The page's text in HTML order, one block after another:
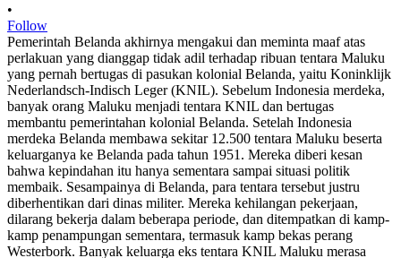
•
Follow
Pemerintah Belanda akhirnya mengakui dan meminta maaf atas
perlakuan yang dianggap tidak adil terhadap ribuan tentara Maluku
yang pernah bertugas di pasukan kolonial Belanda, yaitu Koninklijk
Nederlandsch-Indisch Leger (KNIL). Sebelum Indonesia merdeka,
banyak orang Maluku menjadi tentara KNIL dan bertugas
membantu pemerintahan kolonial Belanda. Setelah Indonesia
merdeka Belanda membawa sekitar 12.500 tentara Maluku beserta
keluarganya ke Belanda pada tahun 1951. Mereka diberi kesan
bahwa kepindahan itu hanya sementara sampai situasi politik
membaik. Sesampainya di Belanda, para tentara tersebut justru
diberhentikan dari dinas militer. Mereka kehilangan pekerjaan,
dilarang bekerja dalam beberapa periode, dan ditempatkan di kamp-
kamp penampungan sementara, termasuk kamp bekas perang
Westerbork. Banyak keluarga eks tentara KNIL Maluku merasa